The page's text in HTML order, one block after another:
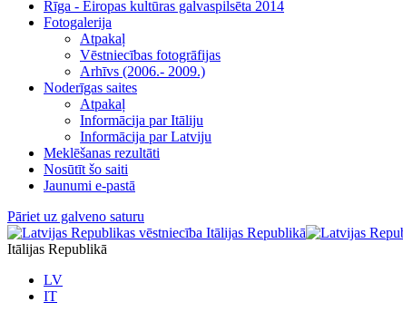
Rīga - Eiropas kultūras galvaspilsēta 2014
Fotogalerija
Atpakaļ
Vēstniecības fotogrāfijas
Arhīvs (2006.- 2009.)
Noderīgas saites
Atpakaļ
Informācija par Itāliju
Informācija par Latviju
Meklēšanas rezultāti
Nosūtīt šo saiti
Jaunumi e-pastā
Pāriet uz galveno saturu
Itālijas Republikā
LV
IT